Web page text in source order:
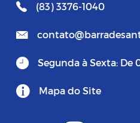
(83) 3376-1040
Segunda à Sexta: De
Mapa do Site